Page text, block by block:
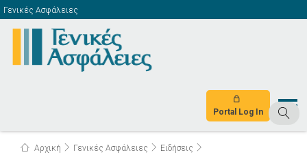
Γενικές Ασφάλειες
Portal Log In
Αρχική Γενικές Ασφάλειες
Ειδήσεις